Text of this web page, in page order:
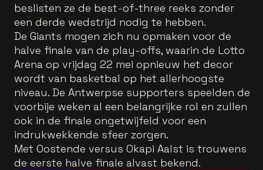
beslisten ze de best-of-three reeks zonder
een derde wedstrijd nodig te hebben.
De Giants mogen zich nu opmaken voor de
halve finale van de play-offs, waarin de Lotto
Arena op vrijdag 22 mei opnieuw het decor
wordt van basketbal op het allerhoogste
niveau. De Antwerpse supporters speelden de
voorbije weken al een belangrijke rol en zullen
ook in de finale ongetwijfeld voor een
indrukwekkende sfeer zorgen.
Met Oostende versus Okapi Aalst is trouwens
de eerste halve finale alvast bekend.